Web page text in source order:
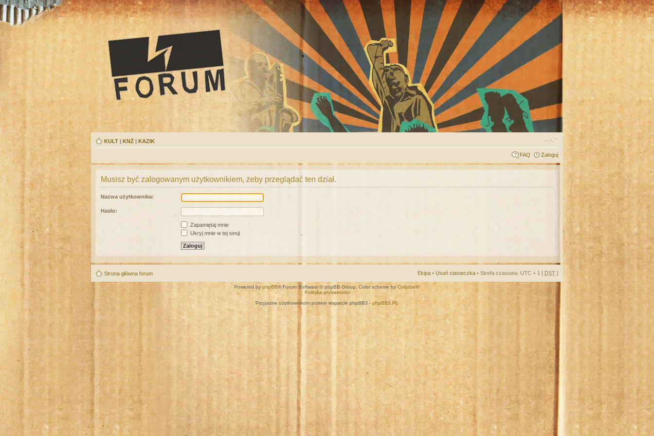
KULT | KNŻ | KAZIK
FAQ Zaloguj
Musisz być zalogowanym użytkownikiem, żeby przeglądać ten dział.
Nazwa użytkownika:
Hasło:
Zapamiętaj mnie
Ukryj mnie w tej sesji
Strona główna forum Ekipa • Usuń ciasteczka • Strefa czasowa: UTC + 1 [ DST ]
Powered by phpBB® Forum Software © phpBB Group. Color scheme by ColorizeIt!
Polityka prywatności
Przyjazne użytkownikom polskie wsparcie phpBB3 - phpBB3.PL